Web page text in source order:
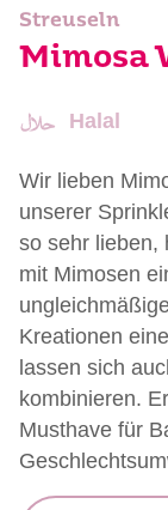
Streuseln
Mimosa
Halal
Wir lieben
unserer
so sehr lieben,
mit Mimosen
Kreationen
lassen sich
kombinieren.
Musthave für